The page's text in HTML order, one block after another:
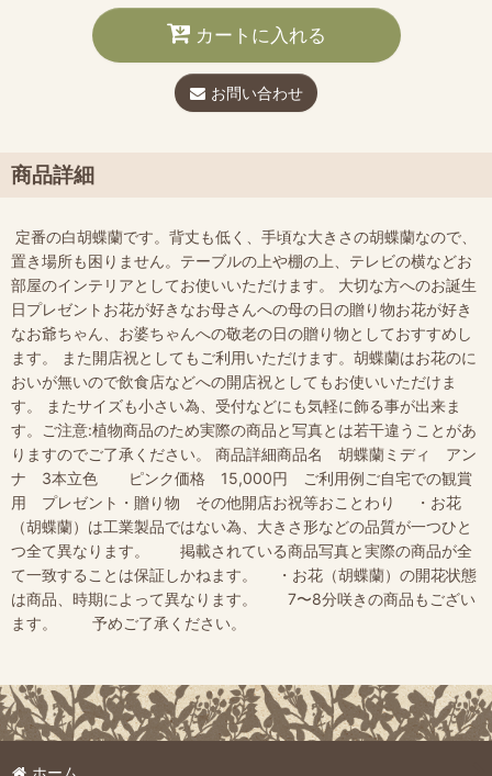
カートに入れる
お問い合わせ
商品詳細
定番の白胡蝶蘭です。背丈も低く、手頃な大きさの胡蝶蘭なので、
置き場所も困りません。テーブルの上や棚の上、テレビの横などお
部屋のインテリアとしてお使いいただけます。 大切な方へのお誕生
日プレゼントお花が好きなお母さんへの母の日の贈り物お花が好き
なお爺ちゃん、お婆ちゃんへの敬老の日の贈り物としておすすめし
ます。 また開店祝としてもご利用いただけます。胡蝶蘭はお花のに
おいが無いので飲食店などへの開店祝としてもお使いいただけま
す。 またサイズも小さい為、受付などにも気軽に飾る事が出来ま
す。ご注意:植物商品のため実際の商品と写真とは若干違うことがあ
りますのでご了承ください。 商品詳細商品名 胡蝶蘭ミディ アン
ナ 3本立色 ピンク価格 15,000円 ご利用例ご自宅での観賞
用 プレゼント・贈り物 その他開店お祝等おことわり ・お花
（胡蝶蘭）は工業製品ではない為、大きさ形などの品質が一つひと
つ全て異なります。 掲載されている商品写真と実際の商品が全
て一致することは保証しかねます。 ・お花（胡蝶蘭）の開花状態
は商品、時期によって異なります。 7〜8分咲きの商品もござい
ます。 予めご了承ください。
ホーム